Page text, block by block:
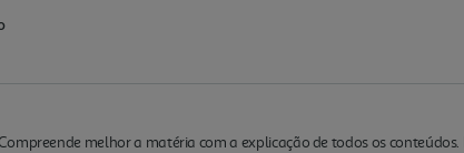
melhor a matéria com a explicação de todos os